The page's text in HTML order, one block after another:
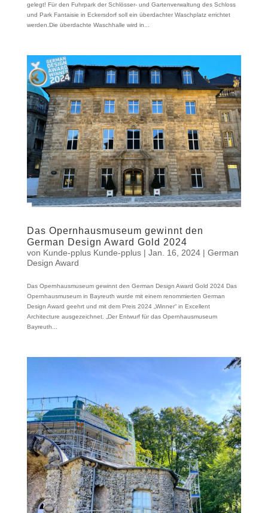
gelegt! Für den Fuhrpark der Schlösser- und Gartenverwaltung des Schloss
und Park Fantaisie in Eckersdorf soll ein überdachter Waschplatz errichtet
werden.Die überdachte Waschhalle wird in...
Das Opernhausmuseum gewinnt den
German Design Award Gold 2024
von Kunde-pplus Kunde-pplus| Jan. 16, 2024| German
Design Award
Das Opernhausmuseum gewinnt den German Design Award Gold 2024 Das
Opernhausmuseum in Bayreuth wurde mit einem renommierten German
Design Award geehrt und mit dem Preis 2024 „Winner“ in Excellent
Architecture ausgezeichnet. „Der Entwurf für das Opernhausmuseum
Bayreuth...